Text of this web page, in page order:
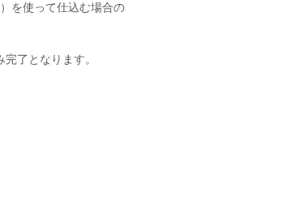
を使って仕込む場合の
了となります。